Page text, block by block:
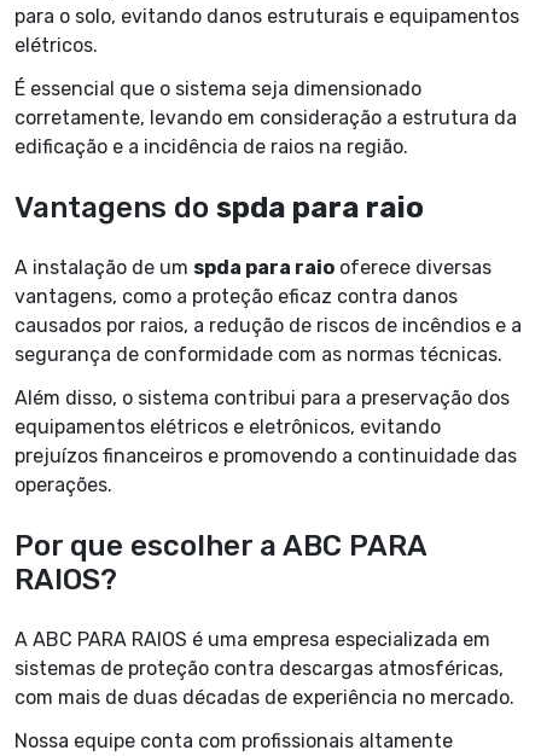
para o solo, evitando danos estruturais e equipamentos
elétricos.
É essencial que o sistema seja dimensionado
corretamente, levando em consideração a estrutura da
edificação e a incidência de raios na região.
Vantagens do spda para raio
A instalação de um spda para raio oferece diversas
vantagens, como a proteção eficaz contra danos
causados por raios, a redução de riscos de incêndios e a
segurança de conformidade com as normas técnicas.
Além disso, o sistema contribui para a preservação dos
equipamentos elétricos e eletrônicos, evitando
prejuízos financeiros e promovendo a continuidade das
operações.
Por que escolher a ABC PARA
RAIOS?
A ABC PARA RAIOS é uma empresa especializada em
sistemas de proteção contra descargas atmosféricas,
com mais de duas décadas de experiência no mercado.
Nossa equipe conta com profissionais altamente